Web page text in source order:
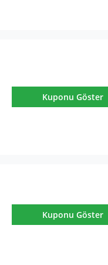
Kuponu Göster
Kuponu Göster